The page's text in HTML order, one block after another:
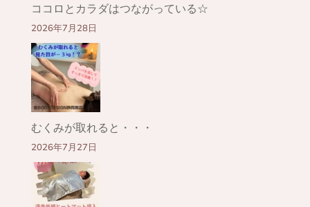
ココロとカラダはつながっている☆
2026年7月28日
むくみが取れると・・・
2026年7月27日